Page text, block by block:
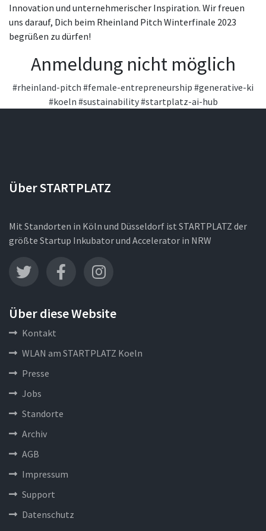
Innovation und unternehmerischer Inspiration. Wir freuen
uns darauf, Dich beim Rheinland Pitch Winterfinale 2023
begrüßen zu dürfen!
Anmeldung nicht möglich
#rheinland-pitch #female-entrepreneurship #generative-ki
#koeln #sustainability#startplatz-ai-hub
Über STARTPLATZ
Mit Standorten in Köln und Düsseldorf ist STARTPLATZ der
größte Startup Inkubator und Accelerator in NRW
Über diese Website
Kontakt
WLAN am STARTPLATZ Koeln
Presse
Jobs
Standorte
Archiv
AGB
Impressum
Support
Datenschutz